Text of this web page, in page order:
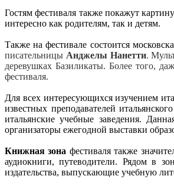
Гостям фестиваля также покажут картину
интересно как родителям, так и детям.
Также на фестивале состоится
писательницы Анджелы Нанетти.
деревушках Базиликаты. Более того,
фестиваля.
Для всех интересующихся изучением
известных преподавателей
итальянские учебные заведения.
организаторы ежегодной выставки
Книжная зона фестиваля также
аудиокниги, путеводители. Рядом в
издательства, выпускающие учебную